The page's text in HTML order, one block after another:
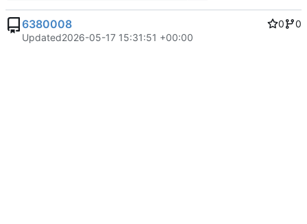
6380008 0
0
Updated2026-05-17 15:31:51 +00:00